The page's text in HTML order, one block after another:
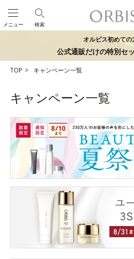
検索
メニュー
オルビス初めての
公式通販だけの特別セ
TOP キャンペーン一覧
キャンペーン一覧